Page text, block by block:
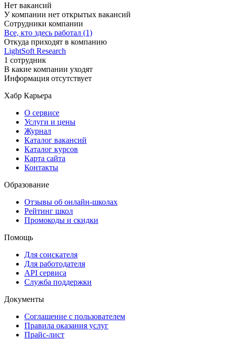
Нет вакансий
У компании нет открытых вакансий
Сотрудники компании
Все, кто здесь работал (1)
Откуда приходят в компанию
LightSoft Research
1 сотрудник
В какие компании уходят
Информация отсутствует
Хабр Карьера
О сервисе
Услуги и цены
Журнал
Каталог вакансий
Каталог курсов
Карта сайта
Контакты
Образование
Отзывы об онлайн-школах
Рейтинг школ
Промокоды и скидки
Помощь
Для соискателя
Для работодателя
API сервиса
Служба поддержки
Документы
Соглашение с пользователем
Правила оказания услуг
Прайс-лист